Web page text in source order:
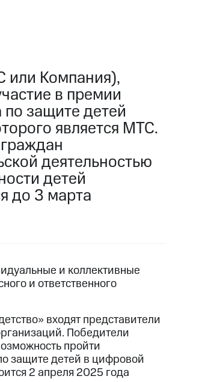
Компания),
в премии
защите детей
является МТС.
деятельностью
детей
до 3 марта
и коллективные
и ответственного
входят представители
Победители
пройти
защите детей в цифровой
2 апреля 2025 года